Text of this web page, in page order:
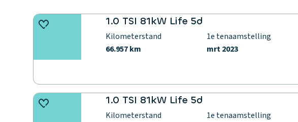
1.0 TSI 81kW Life 5d
Kilometerstand
66.957 km
1e tenaamstelling
mrt 2023
1.0 TSI 81kW Life 5d
Kilometerstand
1e tenaamstelling